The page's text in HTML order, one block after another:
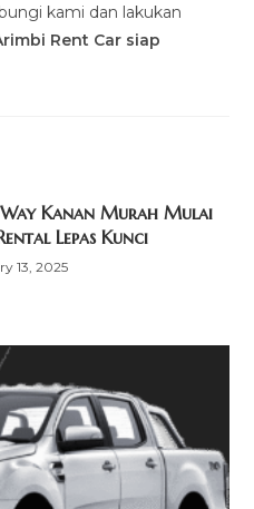
kami dan lakukan
Rent Car siap
Kanan Murah Mulai
Lepas Kunci
13, 2025